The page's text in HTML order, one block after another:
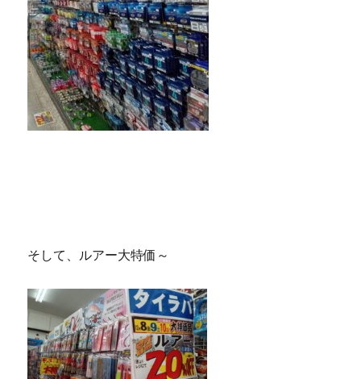
そして、ルアー大特価～